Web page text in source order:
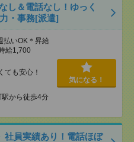
し＆電話なし！ゆっく
・事務[派遣]
いOK＊昇給
給1,700
も安心！
駅から徒歩4分
気になる！
社員実績あり！電話ほぼ